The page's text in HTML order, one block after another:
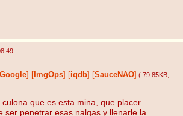
Google] [ ImgOps] [iqdb] [SauceNAO] ( 79.85KB
culona que es esta mina, que placer
ser penetrar esas nalgas y llenarle la